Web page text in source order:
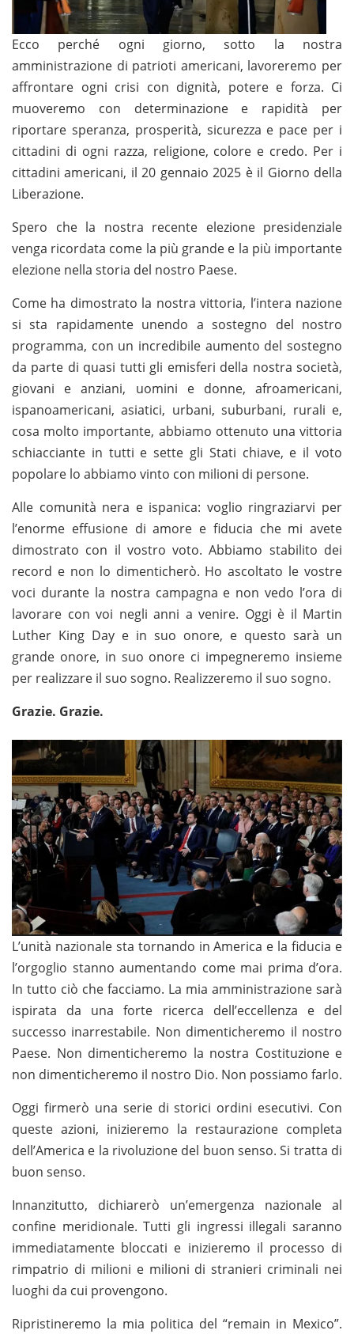
Ecco perché ogni giorno, sotto la nostra
amministrazione di patrioti americani, lavoreremo per
affrontare ogni crisi con dignità, potere e forza. Ci
muoveremo con determinazione e rapidità per
riportare speranza, prosperità, sicurezza e pace per i
cittadini di ogni razza, religione, colore e credo. Per i
cittadini americani, il 20 gennaio 2025 è il Giorno della
Liberazione.
Spero che la nostra recente elezione presidenziale
venga ricordata come la più grande e la più importante
elezione nella storia del nostro Paese.
Come ha dimostrato la nostra vittoria, l’intera nazione
si sta rapidamente unendo a sostegno del nostro
programma, con un incredibile aumento del sostegno
da parte di quasi tutti gli emisferi della nostra società,
giovani e anziani, uomini e donne, afroamericani,
ispanoamericani, asiatici, urbani, suburbani, rurali e,
cosa molto importante, abbiamo ottenuto una vittoria
schiacciante in tutti e sette gli Stati chiave, e il voto
popolare lo abbiamo vinto con milioni di persone.
Alle comunità nera e ispanica: voglio ringraziarvi per
l’enorme effusione di amore e fiducia che mi avete
dimostrato con il vostro voto. Abbiamo stabilito dei
record e non lo dimenticherò. Ho ascoltato le vostre
voci durante la nostra campagna e non vedo l’ora di
lavorare con voi negli anni a venire. Oggi è il Martin
Luther King Day e in suo onore, e questo sarà un
grande onore, in suo onore ci impegneremo insieme
per realizzare il suo sogno. Realizzeremo il suo sogno.
Grazie. Grazie.
L’unità nazionale sta tornando in America e la fiducia e
l’orgoglio stanno aumentando come mai prima d’ora.
In tutto ciò che facciamo. La mia amministrazione sarà
ispirata da una forte ricerca dell’eccellenza e del
successo inarrestabile. Non dimenticheremo il nostro
Paese. Non dimenticheremo la nostra Costituzione e
non dimenticheremo il nostro Dio. Non possiamo farlo.
Oggi firmerò una serie di storici ordini esecutivi. Con
queste azioni, inizieremo la restaurazione completa
dell’America e la rivoluzione del buon senso. Si tratta di
buon senso.
Innanzitutto, dichiarerò un’emergenza nazionale al
confine meridionale. Tutti gli ingressi illegali saranno
immediatamente bloccati e inizieremo il processo di
rimpatrio di milioni e milioni di stranieri criminali nei
luoghi da cui provengono.
Ripristineremo la mia politica del “remain in Mexico”.